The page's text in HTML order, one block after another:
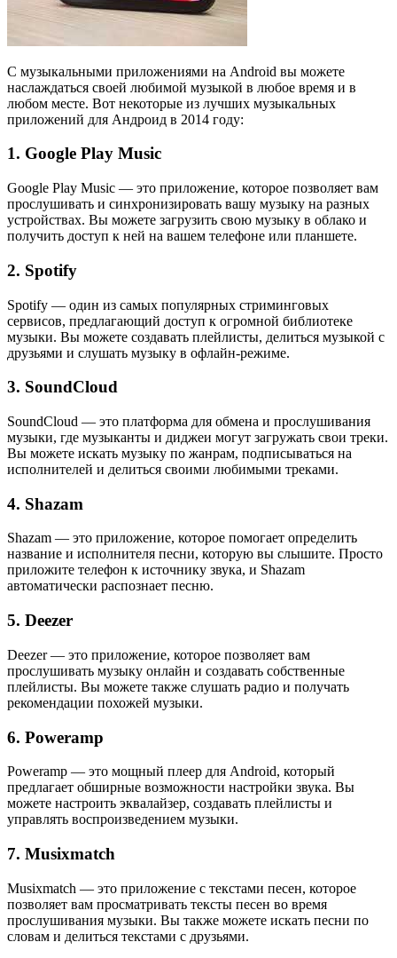
С музыкальными приложениями на Android вы можете
наслаждаться своей любимой музыкой в любое время и в
любом месте. Вот некоторые из лучших музыкальных
приложений для Андроид в 2014 году:
1. Google Play Music
Google Play Music — это приложение, которое позволяет вам
прослушивать и синхронизировать вашу музыку на разных
устройствах. Вы можете загрузить свою музыку в облако и
получить доступ к ней на вашем телефоне или планшете.
2. Spotify
Spotify — один из самых популярных стриминговых
сервисов, предлагающий доступ к огромной библиотеке
музыки. Вы можете создавать плейлисты, делиться музыкой с
друзьями и слушать музыку в офлайн-режиме.
3. SoundCloud
SoundCloud — это платформа для обмена и прослушивания
музыки, где музыканты и диджеи могут загружать свои треки.
Вы можете искать музыку по жанрам, подписываться на
исполнителей и делиться своими любимыми треками.
4. Shazam
Shazam — это приложение, которое помогает определить
название и исполнителя песни, которую вы слышите. Просто
приложите телефон к источнику звука, и Shazam
автоматически распознает песню.
5. Deezer
Deezer — это приложение, которое позволяет вам
прослушивать музыку онлайн и создавать собственные
плейлисты. Вы можете также слушать радио и получать
рекомендации похожей музыки.
6. Poweramp
Poweramp — это мощный плеер для Android, который
предлагает обширные возможности настройки звука. Вы
можете настроить эквалайзер, создавать плейлисты и
управлять воспроизведением музыки.
7. Musixmatch
Musixmatch — это приложение с текстами песен, которое
позволяет вам просматривать тексты песен во время
прослушивания музыки. Вы также можете искать песни по
словам и делиться текстами с друзьями.